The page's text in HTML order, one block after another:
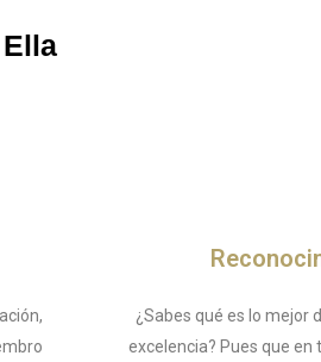
¿Sabes qué es lo mejor
excelencia? Pues que